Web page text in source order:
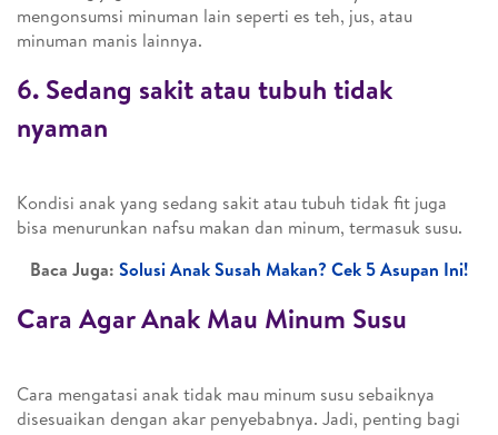
mengonsumsi minuman lain seperti es teh, jus, atau
minuman manis lainnya.
6. Sedang sakit atau tubuh tidak
nyaman
Kondisi anak yang sedang sakit atau tubuh tidak fit juga
bisa menurunkan nafsu makan dan minum, termasuk susu.
Baca Juga: Solusi Anak Susah Makan? Cek 5 Asupan Ini!
Cara Agar Anak Mau Minum Susu
Cara mengatasi anak tidak mau minum susu sebaiknya
disesuaikan dengan akar penyebabnya. Jadi, penting bagi